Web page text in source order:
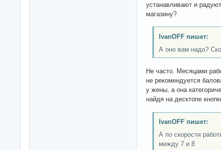
устанавливают и
магазину?
IvanOFF пишет:
А оно вам надо?
Не часто. Месяцами
не рекомендуется
у жены, а она
найдя на десктопе
IvanOFF пишет:
А по скорости
между 7 и 8